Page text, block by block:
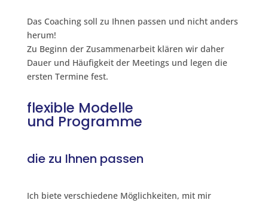
Das Coaching soll zu Ihnen passen und nicht anders
herum!
Zu Beginn der Zusammenarbeit klären wir daher
Dauer und Häufigkeit der Meetings und legen die
ersten Termine fest.
flexible Modelle
und Programme
die zu Ihnen passen
Ich biete verschiedene Möglichkeiten, mit mir